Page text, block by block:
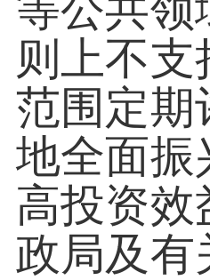
则上不
范围定期
地全面振
高投资效
政局及有